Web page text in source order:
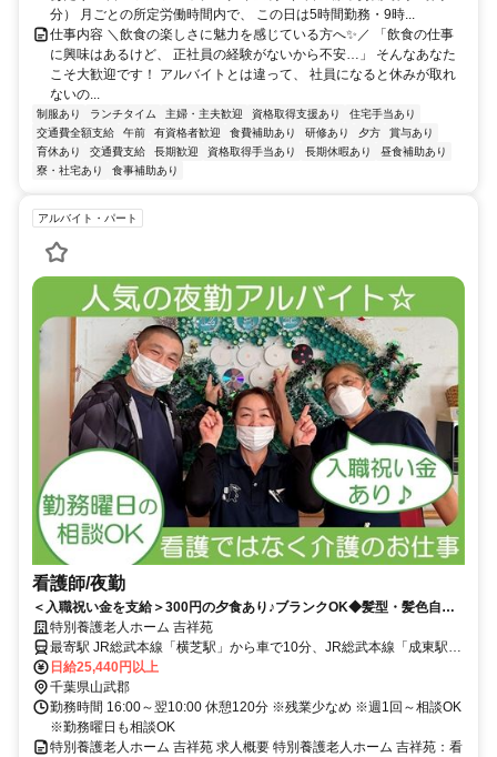
分） 月ごとの所定労働時間内で、 この日は5時間勤務・9時...
仕事内容 ＼飲食の楽しさに魅力を感じている方へ✨／ 「飲食の仕事
に興味はあるけど、 正社員の経験がないから不安…」 そんなあなた
こそ大歓迎です！ アルバイトとは違って、 社員になると休みが取れ
ないの...
制服あり ランチタイム 主婦・主夫歓迎 資格取得支援あり
住宅手当あり
交通費全額支給
午前 有資格者歓迎 食費補助あり 研修あり 夕方
賞与あり
育休あり
交通費支給 長期歓迎 資格取得手当あり 長期休暇あり
昼食補助あり
寮・社宅あり
食事補助あり
アルバイト・パート
看護師/夜勤
＜入職祝い金を支給＞300円の夕食あり♪ブランクOK◆髪型・髪色自由
◎看護ではなく介護業務をおまかせ★勤務曜日応相談！【山武郡横芝光
町・横芝駅/成東駅/八日市場駅・特養・看護師・夜勤アルバイト】
特別養護老人ホーム 吉祥苑
最寄駅 JR総武本線「横芝駅」から車で10分、JR総武本線「成東駅」
「八日市場駅」から車で20分
日給25,440円以上
千葉県山武郡
勤務時間 16:00～翌10:00 休憩120分 ※残業少なめ ※週1回～相談OK
※勤務曜日も相談OK
特別養護老人ホーム 吉祥苑 求人概要 特別養護老人ホーム 吉祥苑：看